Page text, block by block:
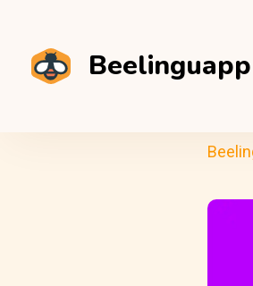
Beelinguapp